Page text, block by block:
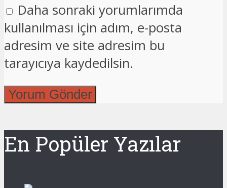
Daha sonraki yorumlarımda
kullanılması için adım, e-posta
adresim ve site adresim bu
tarayıcıya kaydedilsin.
En Popüler Yazılar